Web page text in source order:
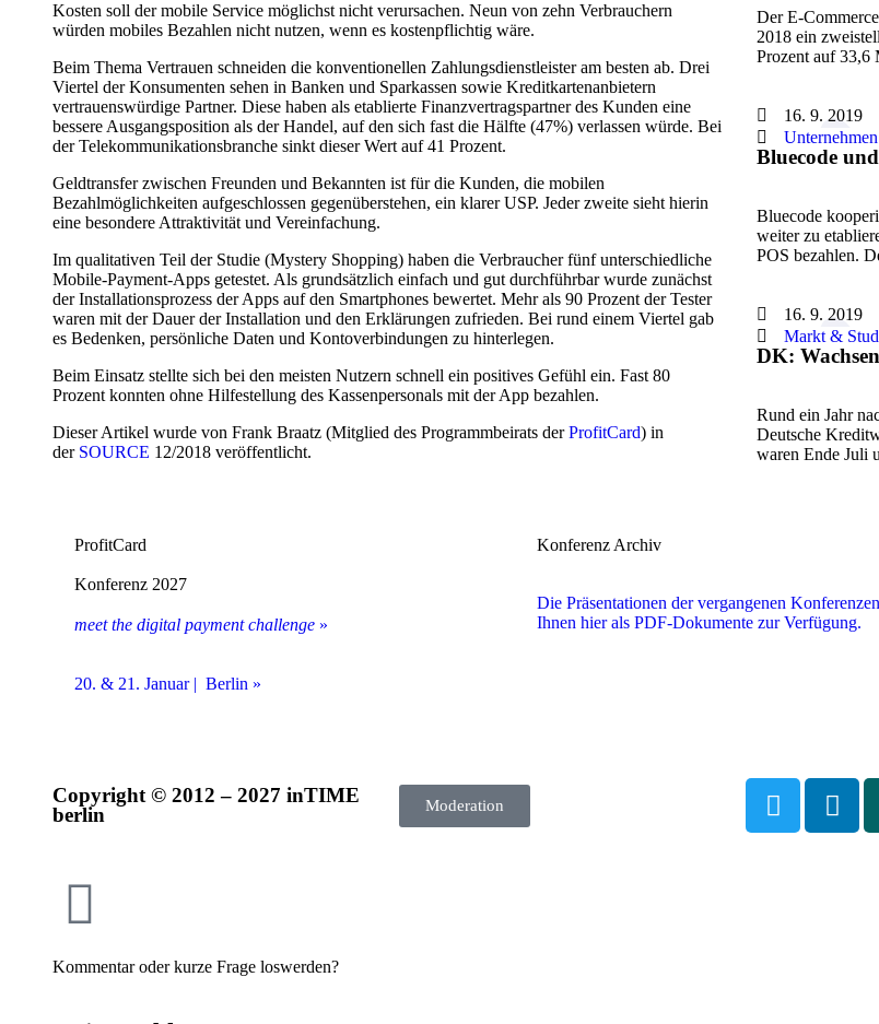
Kosten soll der mobile Service möglichst nicht verursachen. Neun von zehn Verbrauchern
würden mobiles Bezahlen nicht nutzen, wenn es kostenpflichtig wäre.
Beim Thema Vertrauen schneiden die konventionellen Zahlungsdienstleister am besten ab. Drei
Viertel der Konsumenten sehen in Banken und Sparkassen sowie Kreditkartenanbietern
vertrauenswürdige Partner. Diese haben als etablierte Finanzvertragspartner des Kunden eine
bessere Ausgangsposition als der Handel, auf den sich fast die Hälfte (47%) verlassen würde. Bei
der Telekommunikationsbranche sinkt dieser Wert auf 41 Prozent.
Geldtransfer zwischen Freunden und Bekannten ist für die Kunden, die mobilen
Bezahlmöglichkeiten aufgeschlossen gegenüberstehen, ein klarer USP. Jeder zweite sieht hierin
eine besondere Attraktivität und Vereinfachung.
Im qualitativen Teil der Studie (Mystery Shopping) haben die Verbraucher fünf unterschiedliche
Mobile-Payment-Apps getestet. Als grundsätzlich einfach und gut durchführbar wurde zunächst
der Installationsprozess der Apps auf den Smartphones bewertet. Mehr als 90 Prozent der Tester
waren mit der Dauer der Installation und den Erklärungen zufrieden. Bei rund einem Viertel gab
es Bedenken, persönliche Daten und Kontoverbindungen zu hinterlegen.
Beim Einsatz stellte sich bei den meisten Nutzern schnell ein positives Gefühl ein. Fast 80
Prozent konnten ohne Hilfestellung des Kassenpersonals mit der App bezahlen.
Dieser Artikel wurde von Frank Braatz (Mitglied des Programmbeirats derProfitCard) in
der SOURCE 12/2018 veröffentlicht.
Der E-
2018 ein
Prozent auf
16. 9. 2019
Unternehmen
Bluecode
Bluecode
weiter zu
POS bezahlen.
16. 9. 2019
Markt &
DK:
Rund ein Jahr
Deutsche
waren Ende Juli
ProfitCard
Konferenz 2027
meet the digital payment challenge »
20. & 21. Januar | Berlin »
Konferenz Archiv
Die Präsentationen der vergangenen
Ihnen hier als PDF-Dokumente zur Verfügung.
Copyright © 2012 – 2027 inTIME
berlin
Moderation
Kommentar oder kurze Frage loswerden?